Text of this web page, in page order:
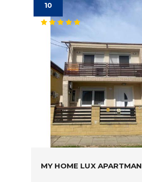
10
MY HOME LUX APARTMAN